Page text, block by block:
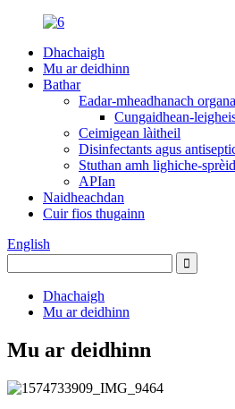
Dhachaigh
Mu ar deidhinn
Bathar
Eadar-mheadhanach
Cungaidhean-
Ceimigean làitheil
Disinfectants agus
Stuthan amh lighiche-
APIan
Naidheachdan
Cuir fios thugainn
English
Dhachaigh
Mu ar deidhinn
Mu ar deidhinn